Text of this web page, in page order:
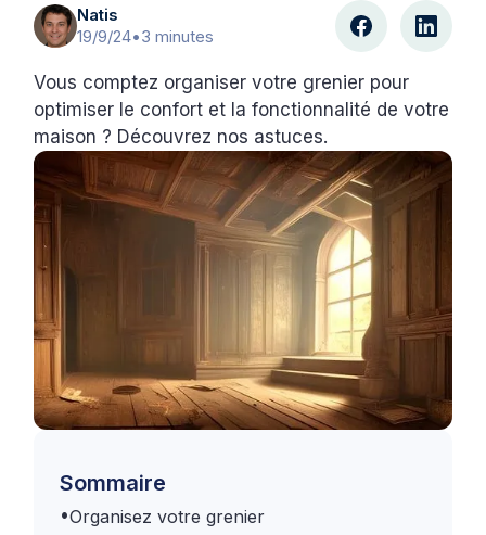
Natis
19/9/24•3 minutes
Vous comptez organiser votre grenier pour
optimiser le confort et la fonctionnalité de votre
maison ? Découvrez nos astuces.
Sommaire
•Organisez votre grenier